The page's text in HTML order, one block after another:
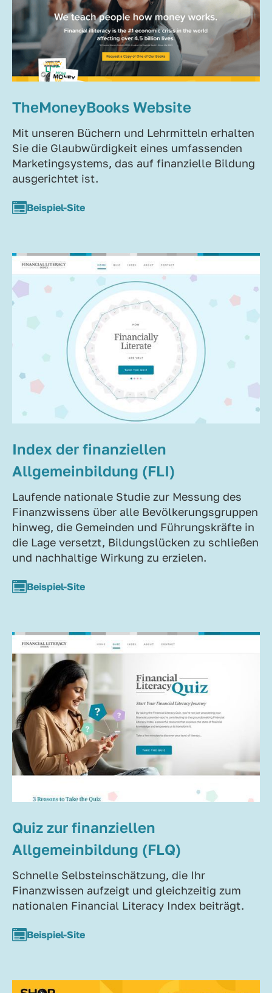
TheMoneyBooks Website
Mit unseren Büchern und Lehrmitteln erhalten
Sie die Glaubwürdigkeit eines umfassenden
Marketingsystems, das auf finanzielle Bildung
ausgerichtet ist.
Beispiel-Site
Index der finanziellen
Allgemeinbildung (FLI)
Laufende nationale Studie zur Messung des
Finanzwissens über alle Bevölkerungsgruppen
hinweg, die Gemeinden und Führungskräfte in
die Lage versetzt, Bildungslücken zu schließen
und nachhaltige Wirkung zu erzielen.
Beispiel-Site
Quiz zur finanziellen
Allgemeinbildung (FLQ)
Schnelle Selbsteinschätzung, die Ihr
Finanzwissen aufzeigt und gleichzeitig zum
nationalen Financial Literacy Index beiträgt.
Beispiel-Site